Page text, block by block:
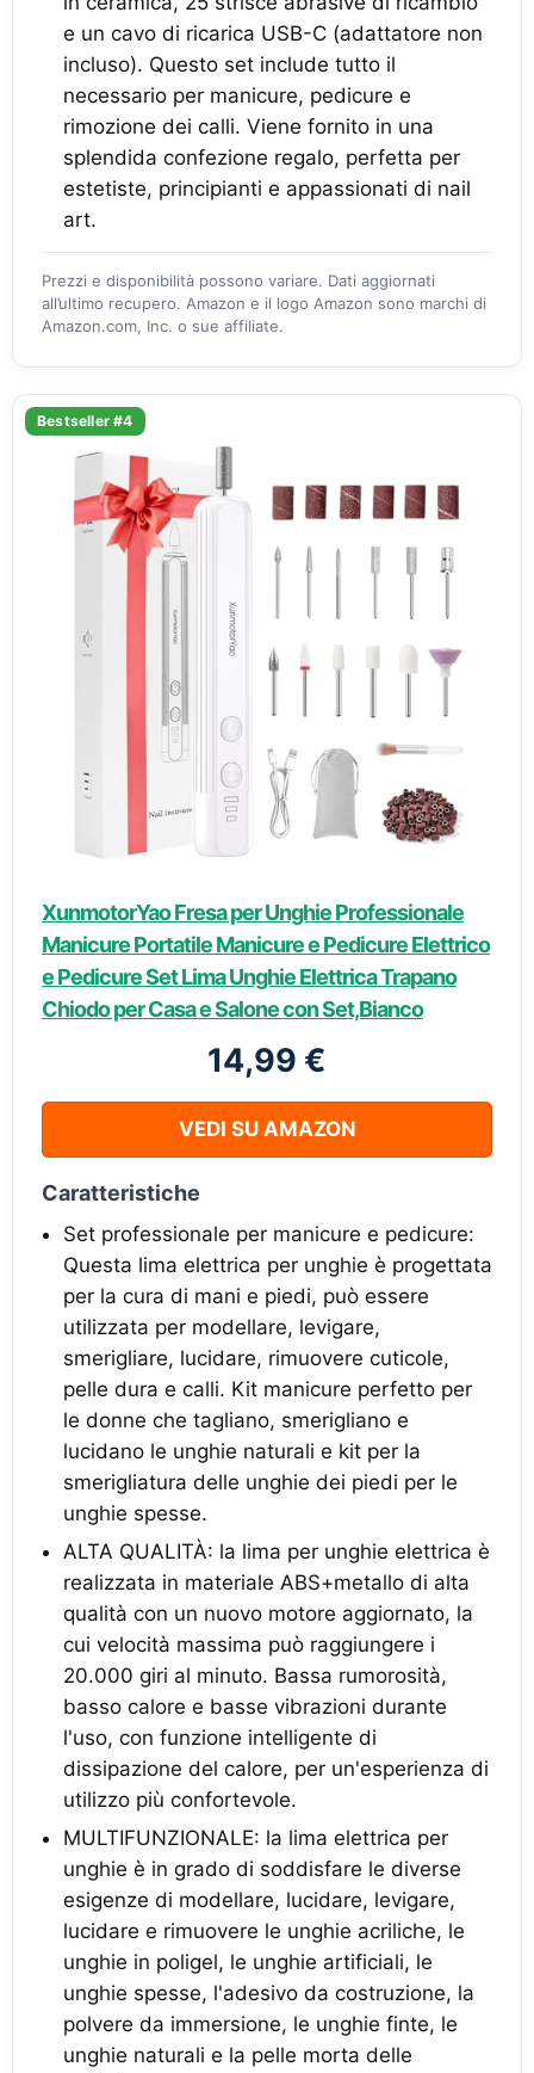
e un cavo di ricarica USB-C (adattatore non
incluso). Questo set include tutto il
necessario per manicure, pedicure e
rimozione dei calli. Viene fornito in una
splendida confezione regalo, perfetta per
estetiste, principianti e appassionati di nail
art.
Prezzi e disponibilità possono variare. Dati aggiornati
all’ultimo recupero. Amazon e il logo Amazon sono marchi di
Amazon.com, Inc. o sue affiliate.
Bestseller #4
XunmotorYao Fresa per Unghie Professionale
Manicure Portatile Manicure e Pedicure Elettrico
e Pedicure Set Lima Unghie Elettrica Trapano
Chiodo per Casa e Salone con Set,Bianco
14,99 €
VEDI SU AMAZON
Caratteristiche
Set professionale per manicure e pedicure:
Questa lima elettrica per unghie è progettata
per la cura di mani e piedi, può essere
utilizzata per modellare, levigare,
smerigliare, lucidare, rimuovere cuticole,
pelle dura e calli. Kit manicure perfetto per
le donne che tagliano, smerigliano e
lucidano le unghie naturali e kit per la
smerigliatura delle unghie dei piedi per le
unghie spesse.
ALTA QUALITÀ: la lima per unghie elettrica è
realizzata in materiale ABS+metallo di alta
qualità con un nuovo motore aggiornato, la
cui velocità massima può raggiungere i
20.000 giri al minuto. Bassa rumorosità,
basso calore e basse vibrazioni durante
l'uso, con funzione intelligente di
dissipazione del calore, per un'esperienza di
utilizzo più confortevole.
MULTIFUNZIONALE: la lima elettrica per
unghie è in grado di soddisfare le diverse
esigenze di modellare, lucidare, levigare,
lucidare e rimuovere le unghie acriliche, le
unghie in poligel, le unghie artificiali, le
unghie spesse, l'adesivo da costruzione, la
polvere da immersione, le unghie finte, le
unghie naturali e la pelle morta delle